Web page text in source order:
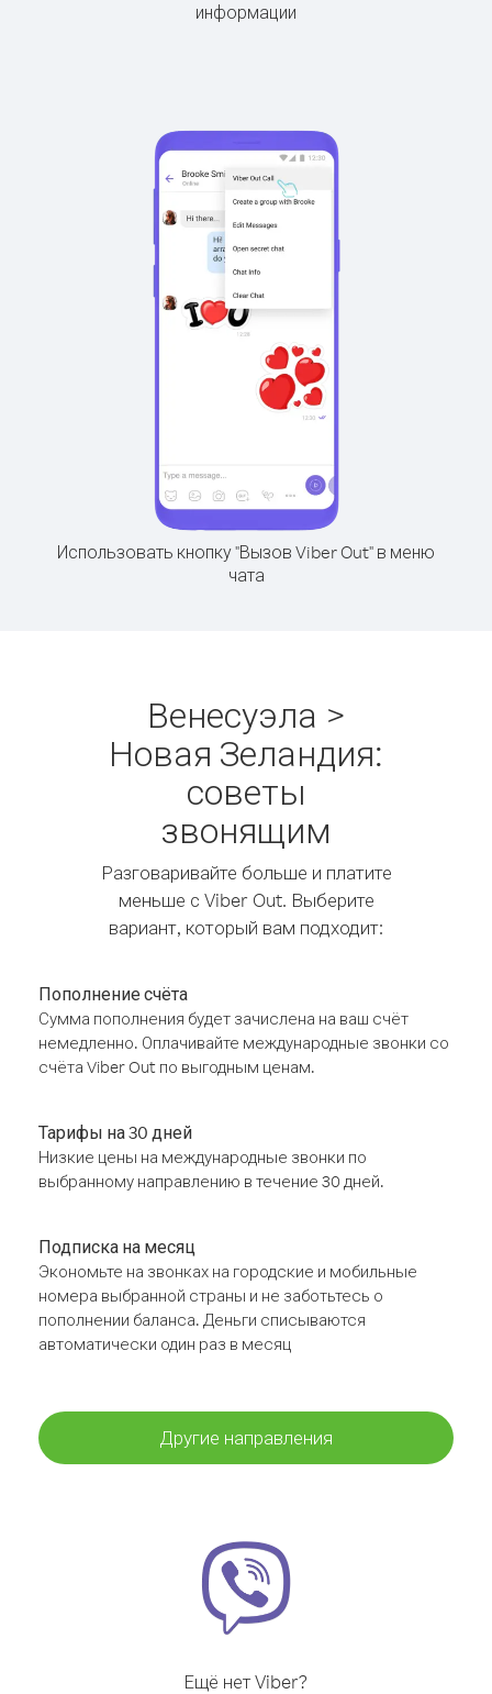
информации
Использовать кнопку "Вызов Viber Out" в меню
чата
Венесуэла >
Новая Зеландия:
советы
звонящим
Разговаривайте больше и платите
меньше с Viber Out. Выберите
вариант, который вам подходит:
Пополнение счёта
Сумма пополнения будет зачислена на ваш счёт
немедленно. Оплачивайте международные звонки со
счёта Viber Out по выгодным ценам.
Тарифы на 30 дней
Низкие цены на международные звонки по
выбранному направлению в течение 30 дней.
Подписка на месяц
Экономьте на звонках на городские и мобильные
номера выбранной страны и не заботьтесь о
пополнении баланса. Деньги списываются
автоматически один раз в месяц
Другие направления
Ещё нет Viber?